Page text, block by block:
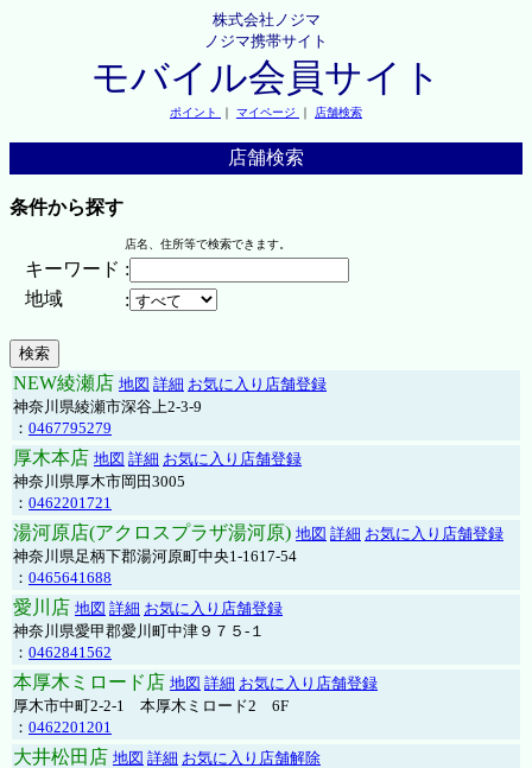
株式会社ノジマ
ノジマ携帯サイト
モバイル会員サイト
ポイント ｜ マイページ ｜ 店舗検索
店舗検索
条件から探す
店名、住所等で検索できます。
キーワード :
地域
:
NEW綾瀬店 地図 詳細 お気に入り店舗登録
神奈川県綾瀬市深谷上2-3-9
： 0467795279
厚木本店 地図 詳細 お気に入り店舗登録
神奈川県厚木市岡田3005
： 0462201721
湯河原店(アクロスプラザ湯河原) 地図 詳細 お気に入り店舗登録
神奈川県足柄下郡湯河原町中央1-1617-54
： 0465641688
愛川店 地図 詳細 お気に入り店舗登録
神奈川県愛甲郡愛川町中津９７５-１
： 0462841562
本厚木ミロード店 地図 詳細 お気に入り店舗登録
厚木市中町2-2-1 本厚木ミロード2 6F
： 0462201201
大井松田店 地図 詳細 お気に入り店舗解除